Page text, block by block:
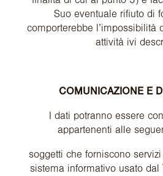
Suo eventuale rifiuto di
comporterebbe l’impossibilità
attività ivi
COMUNICAZIONE E
I dati potranno essere
appartenenti alle
soggetti che forniscono
sistema informativo usato dal